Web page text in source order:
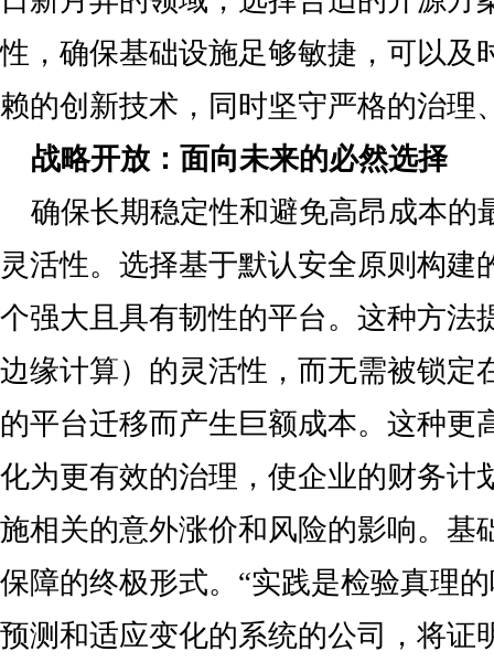
性，确保基础设施足够敏捷，可以及
赖的创新技术，同时坚守严格的治理
战略开放：面向未来的必然选择
确保长期稳定性和避免高昂成本的
灵活性。选择基于默认安全原则构建
个强大且具有韧性的平台。这种方法
边缘计算）的灵活性，而无需被锁定
的平台迁移而产生巨额成本。这种更
化为更有效的治理，使企业的财务计
施相关的意外涨价和风险的影响。基
保障的终极形式。“实践是检验真理
预测和适应变化的系统的公司，将证